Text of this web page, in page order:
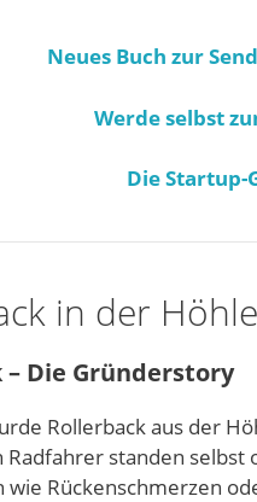
Neues Buch zur
Werde selbst
Die Startup-
in der
– Die Gründerstory
Rollerback aus der
Radfahrer standen
wie Rückenschmerzen